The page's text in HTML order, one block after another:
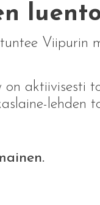
Viipurin
on aktiivisesti
lehden